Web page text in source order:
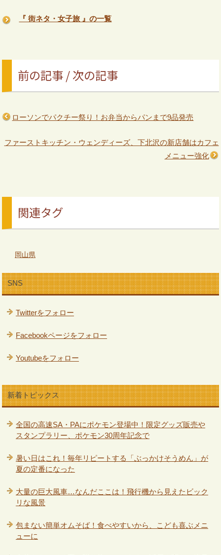
『 街ネタ・女子旅 』の一覧
前の記事 / 次の記事
ローソンでパクチー祭り！お弁当からパンまで9品発売
ファーストキッチン・ウェンディーズ、下北沢の新店舗はカフェ
メニュー強化
関連タグ
岡山県
SNS
Twitterをフォロー
Facebookページをフォロー
Youtubeをフォロー
新着トピックス
全国の高速SA・PAにポケモン登場中！限定グッズ販売や
スタンプラリー、ポケモン30周年記念で
暑い日はこれ！毎年リピートする「ぶっかけそうめん」が
夏の定番になった
大量の巨大風車…なんだここは！飛行機から見えたビック
リな風景
包まない簡単オムそば！食べやすいから、こども喜ぶメニ
ューに